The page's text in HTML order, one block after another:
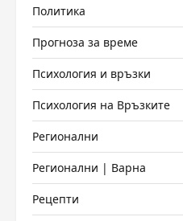
Политика
Прогноза за време
Психология и връзки
Психология на Връзките
Регионални
Регионални | Варна
Рецепти